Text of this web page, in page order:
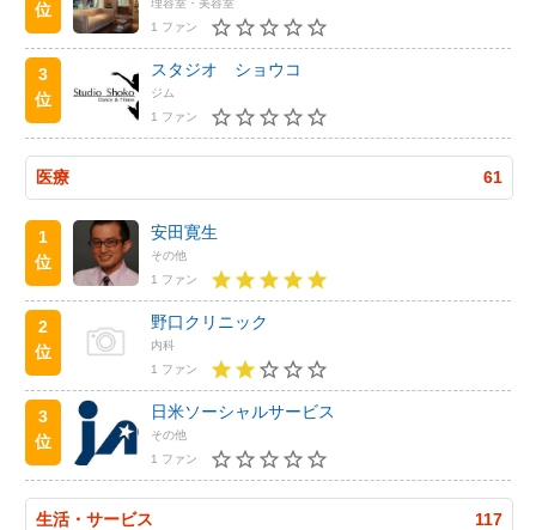
位
1 ファン
3
位
スタジオ ショウコ
ジム
1 ファン
医療 61
1
位
安田寛生
その他
1 ファン
2
位
野口クリニック
内科
1 ファン
3
位
日米ソーシャルサービス
その他
1 ファン
生活・サービス 117